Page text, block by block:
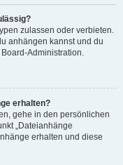
zulassen oder verbieten.
anhängen kannst und du
Administration.
erhalten?
gehe in den persönlichen
„Dateianhänge
erhalten und diese